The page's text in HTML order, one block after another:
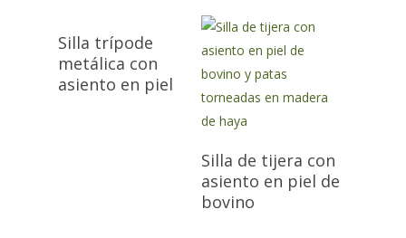
Silla trípode
metálica con
asiento en piel
Silla de tijera con
asiento en piel de
bovino